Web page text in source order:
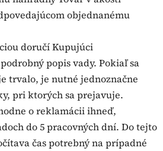
objednanému
doručí Kupujúci
popis vady. Pokiaľ sa
trvalo, je nutné jednoznačne
pri ktorých sa prejavuje.
o reklamácii ihneď,
do 5 pracovných dní. Do tejto
čas potrebný na prípadné